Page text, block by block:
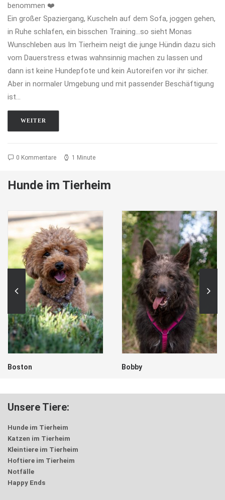
benommen ❤️
Ein großer Spaziergang, Kuscheln auf dem Sofa, joggen gehen,
in Ruhe schlafen, ein bisschen Training…so sieht Monas
Wunschleben aus Im Tierheim neigt die junge Hündin dazu sich
vom Dauerstress etwas wahnsinnig machen zu lassen und
dann ist keine Hundepfote und kein Autoreifen vor ihr sicher.
Aber in normaler Umgebung und mit passender Beschäftigung
ist…
WEITER
0 Kommentare 1 Minute
Hunde im Tierheim
Bobby Freddi
Unsere Tiere:
Hunde im Tierheim
Katzen im Tierheim
Kleintiere im Tierheim
Hoftiere im Tierheim
Notfälle
Happy Ends